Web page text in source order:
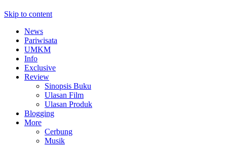
Skip to content
News
Pariwisata
UMKM
Info
Exclusive
Review
Sinopsis Buku
Ulasan Film
Ulasan Produk
Blogging
More
Cerbung
Musik